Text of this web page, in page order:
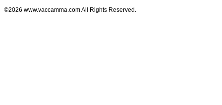
©2026 www.vaccamma.com All Rights Reserved.